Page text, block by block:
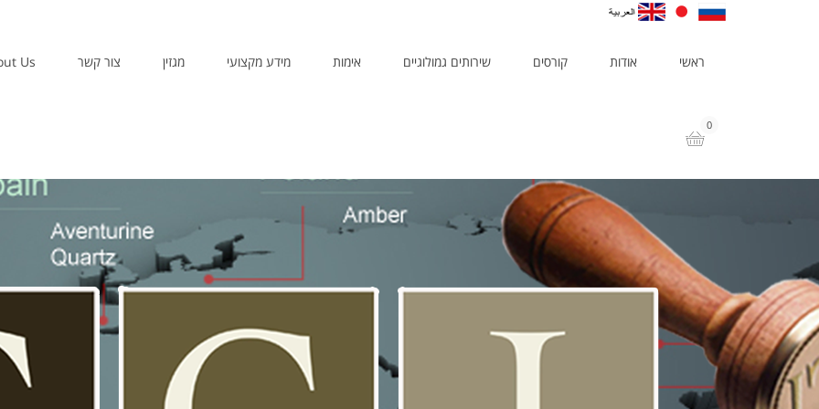
ראשי אודות קורסים שירותים גמולוגיים אימות מידע מקצועי מגזין צור קשר Us
0